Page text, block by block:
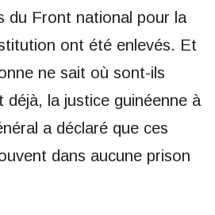
du Front national pour la
ont été enlevés. Et
ne sait où sont-ils
déjà, la justice guinéenne à
a déclaré que ces
dans aucune prison